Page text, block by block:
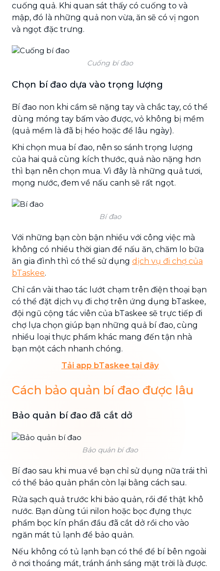
cuống quả. Khi quan sát thấy có cuống to và
mập, đó là những quả non vừa, ăn sẽ có vị ngon
và ngọt đặc trưng.
Cuống bí đao
Chọn bí đao dựa vào trọng lượng
Bí đao non khi cầm sẽ nặng tay và chắc tay, có thể
dùng móng tay bấm vào được, vỏ không bị mềm
(quả mềm là đã bị héo hoặc để lâu ngày).
Khi chọn mua bí đao, nên so sánh trọng lượng
của hai quả cùng kích thước, quả nào nặng hơn
thì bạn nên chọn mua. Vì đây là những quả tươi,
mọng nước, đem về nấu canh sẽ rất ngọt.
Bí đao
Với những bạn còn bận nhiều với công việc mà
không có nhiều thời gian để nấu ăn, chăm lo bữa
ăn gia đình thì có thể sử dụng dịch vụ đi chợ của
bTaskee.
Chỉ cần vài thao tác lướt chạm trên điện thoại bạn
có thể đặt dịch vụ đi chợ trên ứng dụng bTaskee,
đội ngũ cộng tác viên của bTaskee sẽ trực tiếp đi
chợ lựa chọn giúp bạn những quả bí đao, cùng
nhiều loại thực phẩm khác mang đến tận nhà
bạn một cách nhanh chóng.
Tải app bTaskee tại đây
Cách bảo quản bí đao được lâu
Bảo quản bí đao đã cắt dở
Bảo quản bí đao
Bí đao sau khi mua về bạn chỉ sử dụng nữa trái thì
có thể bảo quản phần còn lại bằng cách sau.
Rửa sạch quả trước khi bảo quản, rồi để thật khô
nước. Bạn dùng túi nilon hoặc bọc đựng thực
phẩm bọc kín phần đầu đã cắt dở rồi cho vào
ngăn mát tủ lạnh để bảo quản.
Nếu không có tủ lạnh bạn có thể để bí bên ngoài
ở nơi thoáng mát, tránh ánh sáng mặt trời là được.